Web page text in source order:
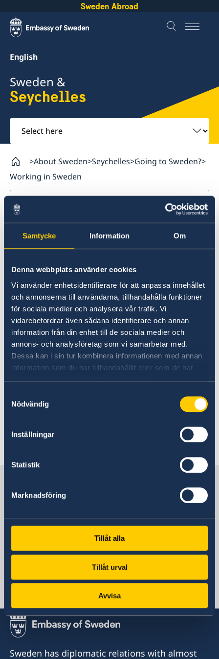
Samtycke Information Om
Denna webbplats använder cookies
Vi använder enhetsidentifierare för att anpassa innehållet
och annonserna till användarna, tillhandahålla funktioner
för sociala medier och analysera vår trafik. Vi
vidarebefordrar även sådana identifierare och annan
information från din enhet till de sociala medier och
annons- och analysföretag som vi samarbetar med.
Dessa kan i sin tur kombinera informationen med annan
information som du har tillhandahållit eller som de har
samlat in när du har använt deras tjänster.
Nödvändig
Inställningar
Statistik
Marknadsföring
Tillåt alla
Tillåt urval
Avvisa
Sweden Abroad
English
Sweden &
Seychelles
Select
here
About Sweden Seychelles Going to Sweden?
Working in Sweden
Seychelles
Going to Sweden?
Visiting Sweden
Apply for a residence permit
Working in Sweden
Studying in Sweden
Working in Sweden
Please contact the Embassy for information on
any local conditions. A link to the Embassy is
found at the bottom of the page.
Basic information about: Working in
Sweden
conditions also apply – for more information,
select a country from the 'Select Country Here'
Sweden's embassy
Kenya, Nairobi
Swedish consulates
Consulate of Sweden
Honorary Consul Chrystold Chetty
Trinanon Apartments, A12 Block A, Seret Road
Sweden has diplomatic relations with almost